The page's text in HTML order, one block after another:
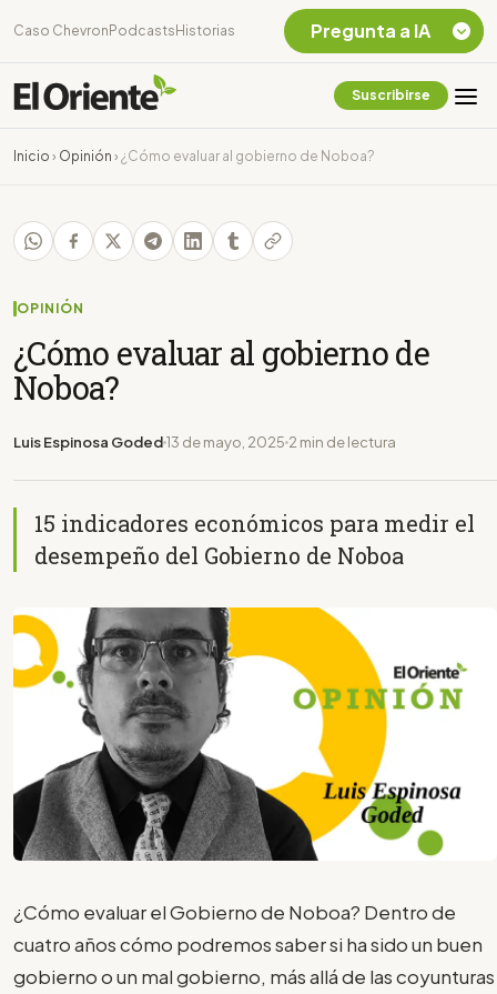
Caso Chevron Podcasts Historias
Suscribirse
Inicio › Opinión › ¿Cómo evaluar al gobierno de Noboa?
OPINIÓN
¿Cómo evaluar al gobierno de
Noboa?
Luis Espinosa Goded13 de mayo, 2025 2 min de lectura
15 indicadores económicos para medir el
desempeño del Gobierno de Noboa
¿Cómo evaluar el Gobierno de Noboa? Dentro de
cuatro años cómo podremos saber si ha sido un buen
gobierno o un mal gobierno, más allá de las coyunturas
Pregunta a IA
Chevron Ecuador